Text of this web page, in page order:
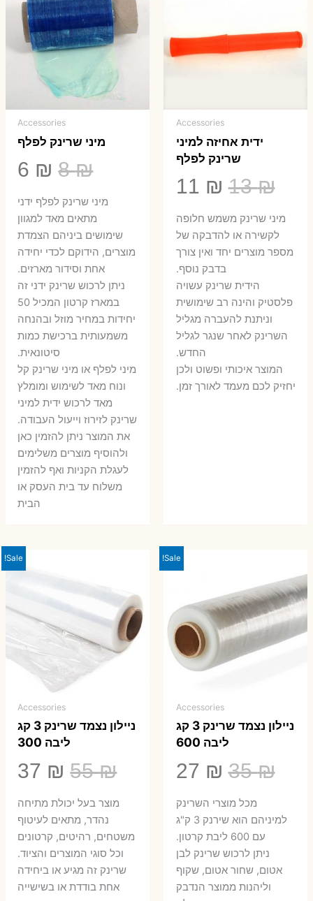
Accessories
ידית אחיזה למיני
שרינק לפלף
13₪
המחיר
המקורי
היה:
13 ₪.
11 ₪
הוא:
​מיני שרינק משמש חלופה
לקשירה או להדבקה של
מספר מוצרים יחד ואין צורך
בדבק נוסף.
הידית שרינק עשויה
פלסטיק והינה רב שימושית
וניתנת להעברה מגליל
השרינק לאחר שנגר לגליל
החדש.
המוצר איכותי ופשוט ולכן
יחזיק לכם מעמד לאורך זמן.
Accessories
מיני שרינק לפלף
8₪
היה:
8 ₪.
6 ₪
6 ₪.
מיני שרינק לפלף ידני
מתאים מאד למגוון
שימושים ביניהם הצמדת
מוצרים, הידוקם לכדי יחידה
אחת וסידור מארזים.
ניתן לרכוש שרינק ידני זה
במארז קרטון המכיל 50
יחידות במחיר מוזל ובהנחה
משמעותית ברכישת כמות
סיטונאית.
מיני לפלף או מיני שרינק קל
ונוח מאד לשימוש ומומלץ
מאד לרכוש ידית למיני
שרינק לזירוז וייעול העבודה.
את המוצר ניתן להזמין כאן
ולהוסיף מוצרים משלימים
לעגלת הקניות ואף להזמין
משלוח עד בית העסק או
הבית
Sale!
Accessories
ניילון נצמד שרינק 3 קג
ליבה 600
35₪
המחיר
המקורי
היה:
35 ₪.
27 ₪
הנוכחי
הוא:
מכל מוצרי השרינק
למיניהם הוא שירנק 3 ק"ג
עם 600 ליבת קרטון.
ניתן לרכוש שרינק לבן
אטום, שחור אטום, שקוף
וליהנות ממוצר הנדבק
Sale!
Accessories
ניילון נצמד שרינק 3 קג
ליבה 300
55₪
המחיר
המקורי
היה:
55 ₪.
37 ₪
₪.
מוצר בעל יכולת מתיחה
נהדר, מתאים לעיטוף
משטחים, רהיטים, קרטונים
וכל סוגי המוצרים והציוד.
שרינק זה מגיע או ביחידה
אחת בודדת או בשישייה